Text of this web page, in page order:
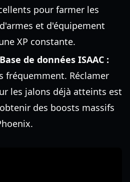
pour farmer les
et d'équipement
XP constante.
de données ISAAC :
fréquemment. Réclamer
les jalons déjà atteints est
des boosts massifs